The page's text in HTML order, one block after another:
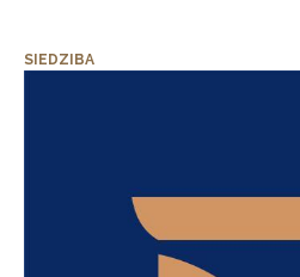
SIEDZIBA